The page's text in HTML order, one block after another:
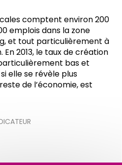
comptent environ 200
emplois dans la zone
et tout particulièrement à
2013, le taux de création
bas et
elle se révèle plus
de l’économie, est